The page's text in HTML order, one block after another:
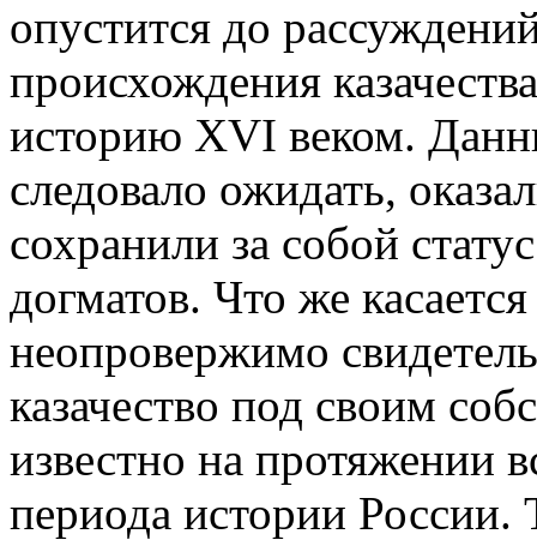
опустится до
происхождения
историю XVI веком.
следовало ожидать,
сохранили за собой
догматов. Что же
неопровержимо
казачество под своим
известно на протяжении
периода истории